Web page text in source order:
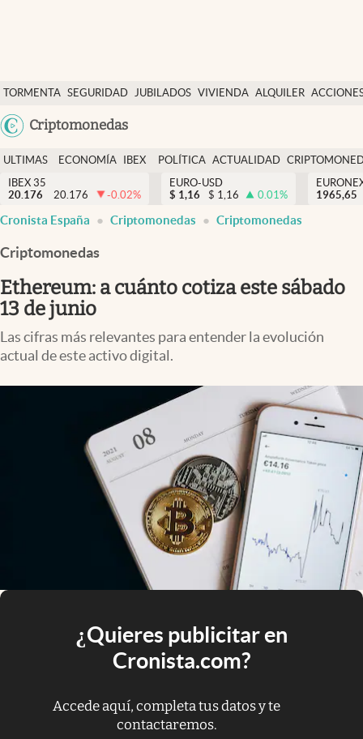
TORMENTA SEGURIDAD JUBILADOS VIVIENDA ALQUILER
USA
Colombia
Criptomonedas
Economía y finanzas
Política
Actualidad
Criptomonedas
España
ULTIMAS
NOTICIAS
ECONOMÍA
FINANZAS
IBEX
EURO
POLÍTICA ACTUALIDAD
IBEX 35
20.176
20.176 -0.02%
EURO-USD
$ 1,16 $ 1,16 0.01%
1965,65
Cronista España Criptomonedas Criptomonedas
Criptomonedas
Ethereum: a cuánto cotiza este sábado
13 de junio
Las cifras más relevantes para entender la evolución
actual de este activo digital.
¿Quieres publicitar en
Cronista.com?
Accede aquí, completa tus datos y te
contactaremos.